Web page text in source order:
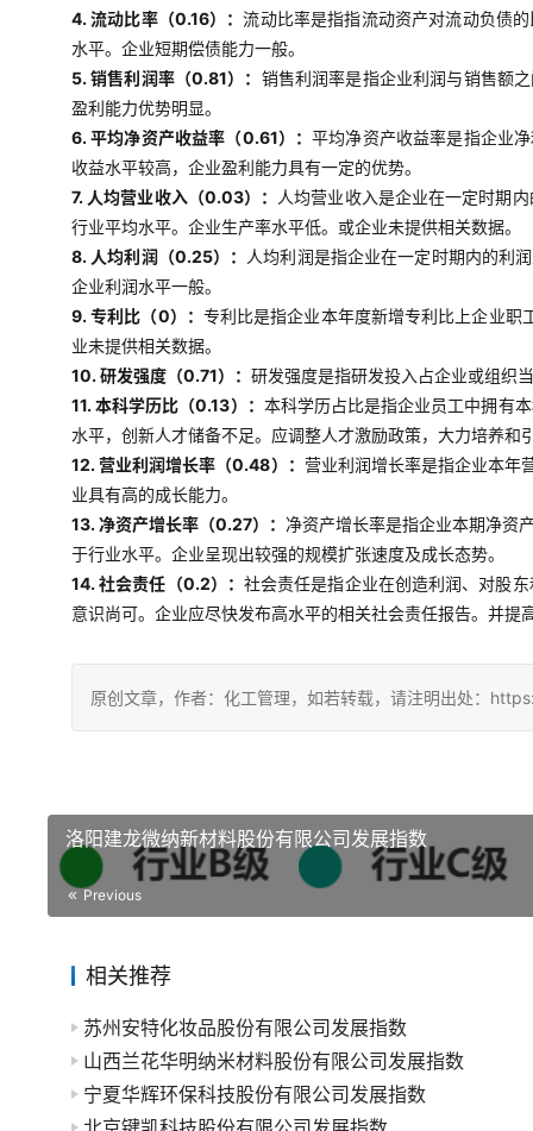
4. 流动比率（0.16）：流动比率是指指流动资产对流动负债
水平。企业短期偿债能力一般。
5. 销售利润率（0.81）： 销售利润率是指企业利润与销售额
盈利能力优势明显。
6. 平均净资产收益率（0.61）：平均净资产收益率是指企业
收益水平较高，企业盈利能力具有一定的优势。
7. 人均营业收入（0.03）：
人均营业收入是企业在一定时期
行业平均水平。企业生产率水平低。或企业未提供相关数据。
8. 人均利润（0.25）：
人均利润是指企业在一定时期内的利
企业利润水平一般。
9. 专利比（0）： 专利比是指企业本年度新增专利比上企业
业未提供相关数据。
10. 研发强度（0.71）： 研发强度是指研发投入占企业或组织
11. 本科学历比（0.13）： 本科学历占比是指企业员工中拥有
水平，创新人才储备不足。应调整人才激励政策，大力培养和
12. 营业利润增长率（0.48）： 营业利润增长率是指企业本年
业具有高的成长能力。
13. 净资产增长率（0.27）： 净资产增长率是指企业本期净资
于行业水平。企业呈现出较强的规模扩张速度及成长态势。
14. 社会责任（0.2）： 社会责任是指企业在创造利润、对股
意识尚可。企业应尽快发布高水平的相关社会责任报告。并提
原创文章，作者：化工管理，如若转载，请注明出处：
洛阳建龙微纳新材料股份有限公司发展指数
Previous
相关推荐
苏州安特化妆品股份有限公司发展指数
山西兰花华明纳米材料股份有限公司发展指数
宁夏华辉环保科技股份有限公司发展指数